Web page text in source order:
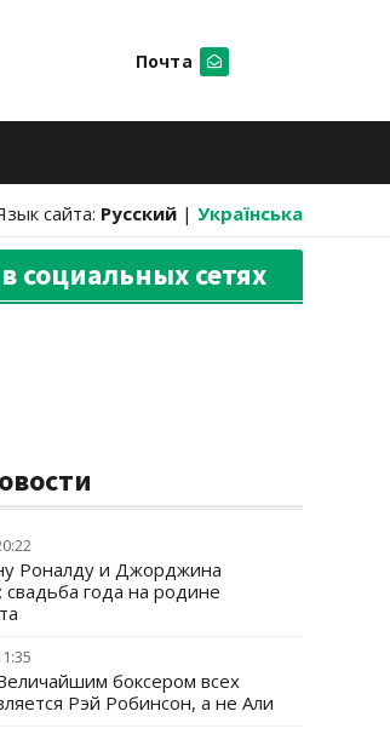
Почта
сайта: Русский | Українська
социальных сетях
Роналду и Джорджина
свадьба года на родине
боксером всех
Рэй Робинсон, а не Али